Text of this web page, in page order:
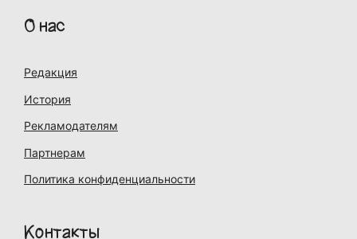
О нас
Редакция
История
Рекламодателям
Партнерам
Политика конфиденциальности
Контакты